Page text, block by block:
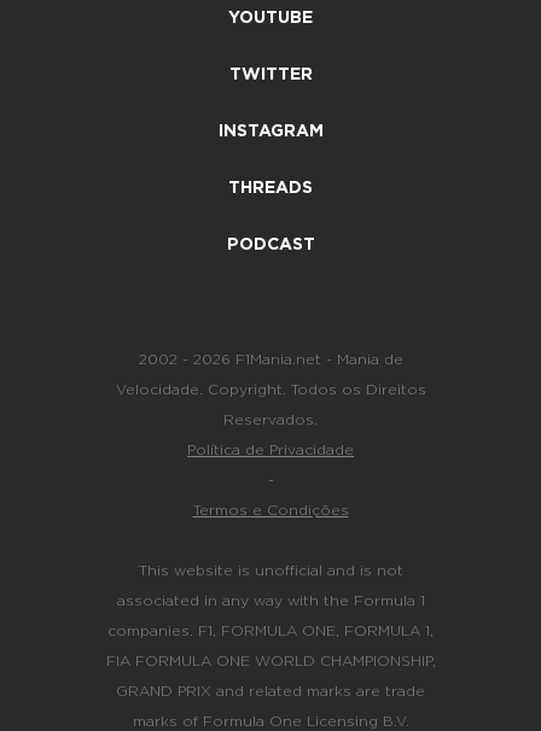
YOUTUBE
TWITTER
INSTAGRAM
THREADS
PODCAST
2002 - 2026 F1Mania.net - Mania de
Velocidade. Copyright. Todos os Direitos
Reservados.
Política de Privacidade
-
Termos e Condições
This website is unofficial and is not
associated in any way with the Formula 1
companies. F1, FORMULA ONE, FORMULA 1,
FIA FORMULA ONE WORLD CHAMPIONSHIP,
GRAND PRIX and related marks are trade
marks of Formula One Licensing B.V.